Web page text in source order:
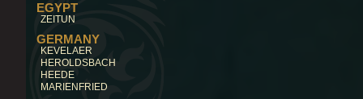
EGYPT
ZEITUN
GERMANY
KEVELAER
HEROLDSBACH
HEEDE
MARIENFRIED